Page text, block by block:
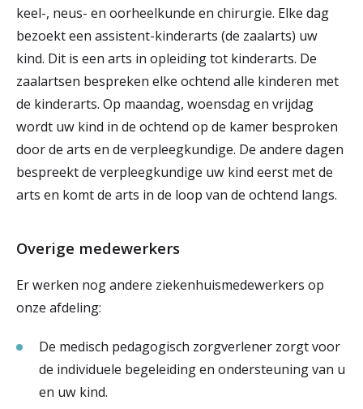
keel-, neus- en oorheelkunde en chirurgie. Elke dag
bezoekt een assistent-kinderarts (de zaalarts) uw
kind. Dit is een arts in opleiding tot kinderarts. De
zaalartsen bespreken elke ochtend alle kinderen met
de kinderarts. Op maandag, woensdag en vrijdag
wordt uw kind in de ochtend op de kamer besproken
door de arts en de verpleegkundige. De andere dagen
bespreekt de verpleegkundige uw kind eerst met de
arts en komt de arts in de loop van de ochtend langs.
Overige medewerkers
Er werken nog andere ziekenhuismedewerkers op
onze afdeling:
De medisch pedagogisch zorgverlener zorgt voor
de individuele begeleiding en ondersteuning van u
en uw kind.